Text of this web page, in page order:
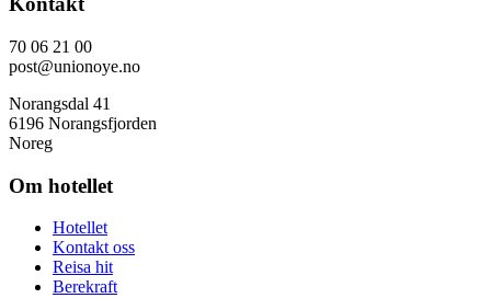
70 06 21 00
post@unionoye.no
Norangsdal 41
6196 Norangsfjorden
Noreg
Om hotellet
Hotellet
Kontakt oss
Reisa hit
Berekraft